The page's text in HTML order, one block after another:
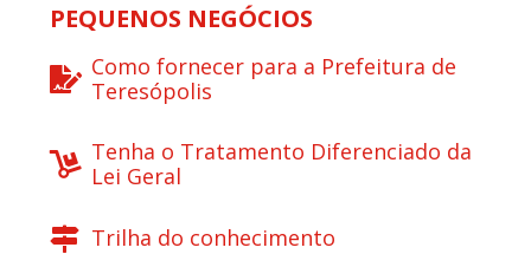
PEQUENOS NEGÓCIOS
Como fornecer para a Prefeitura de
Teresópolis
Tenha o Tratamento Diferenciado da
Lei Geral
Trilha do conhecimento